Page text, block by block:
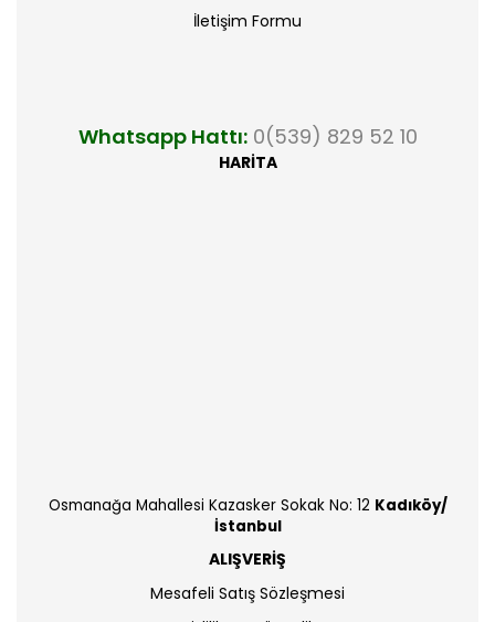
İletişim Formu
Whatsapp Hattı: 0(539) 829 52 10
HARİTA
Osmanağa Mahallesi Kazasker Sokak No: 12 Kadıköy/
İstanbul
ALIŞVERİŞ
Mesafeli Satış Sözleşmesi